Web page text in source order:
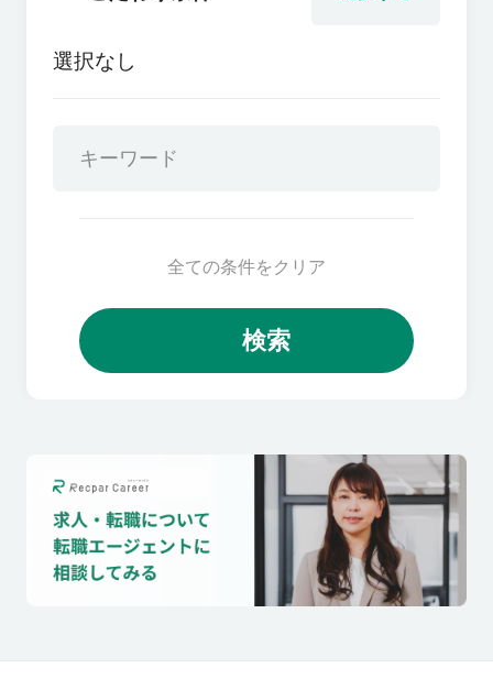
選択なし
全ての条件をクリア
検索